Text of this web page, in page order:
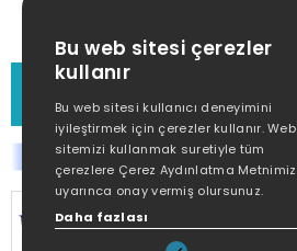
MÜŞTERİ HİZMETLERİ
(0212) 373 77 00
SİTEMİZ
KORUNMAKTADIR.
Bu web sitesi çerezler
kullanır
Bu web sitesi kullanıcı deneyimini
iyileştirmek için çerezler kullanır. Web
sitemizi kullanmak suretiyle tüm
çerezlere Çerez Aydınlatma Metnimiz
uyarınca onay vermiş olursunuz.
Daha fazlası